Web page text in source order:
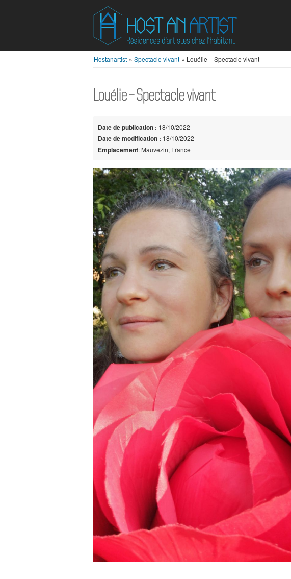
Hostanartist » Spectacle vivant » Louélie – Spectacle vivant
Louélie – Spectacle vivant
Date de publication : 18/10/2022
Date de modification : 18/10/2022
Emplacement: Mauvezin, France